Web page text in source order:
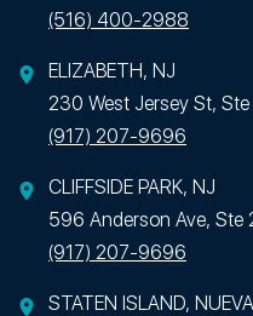
(516) 400-2988
ELIZABETH, NJ
230 West Jersey St,
(917) 207-9696
CLIFFSIDE PARK, NJ
596 Anderson Ave, Ste
(917) 207-9696
STATEN ISLAND,